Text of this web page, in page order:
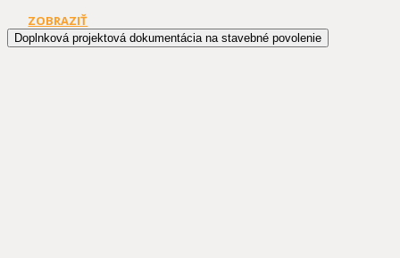
ZOBRAZIŤ
Doplnková projektová dokumentácia na stavebné povolenie